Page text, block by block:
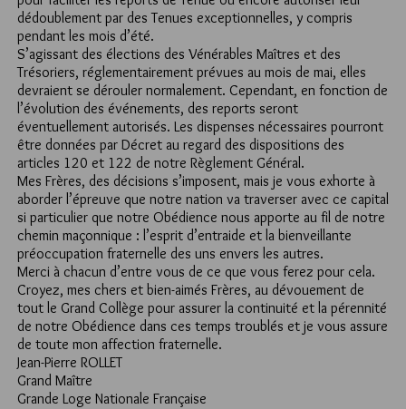
dédoublement par des Tenues exceptionnelles, y compris
pendant les mois d’été.
S’agissant des élections des Vénérables Maîtres et des
Trésoriers, réglementairement prévues au mois de mai, elles
devraient se dérouler normalement. Cependant, en fonction de
l’évolution des événements, des reports seront
éventuellement autorisés. Les dispenses nécessaires pourront
être données par Décret au regard des dispositions des
articles 120 et 122 de notre Règlement Général.
Mes Frères, des décisions s’imposent, mais je vous exhorte à
aborder l’épreuve que notre nation va traverser avec ce capital
si particulier que notre Obédience nous apporte au fil de notre
chemin maçonnique : l’esprit d’entraide et la bienveillante
préoccupation fraternelle des uns envers les autres.
Merci à chacun d’entre vous de ce que vous ferez pour cela.
Croyez, mes chers et bien-aimés Frères, au dévouement de
tout le Grand Collège pour assurer la continuité et la pérennité
de notre Obédience dans ces temps troublés et je vous assure
de toute mon affection fraternelle.
Jean-Pierre ROLLET
Grand Maître
Grande Loge Nationale Française